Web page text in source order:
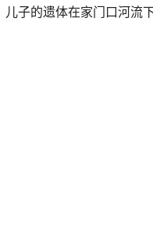
子的遗体在家门口河流